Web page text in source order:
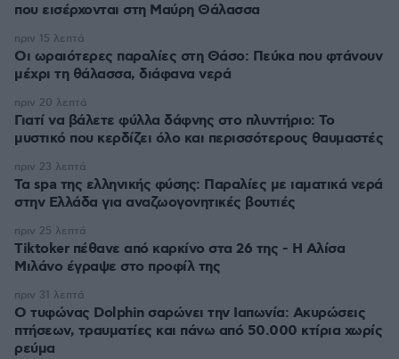
που εισέρχονται στη Μαύρη Θάλασσα
Οι ωραιότερες παραλίες στη Θάσο: Πεύκα που φτάνουν
μέχρι τη θάλασσα, διάφανα νερά
πριν 15 λεπτά
Γιατί να βάλετε φύλλα δάφνης στο πλυντήριο: Το
μυστικό που κερδίζει όλο και περισσότερους θαυμαστές
πριν 20 λεπτά
Τα spa της ελληνικής φύσης: Παραλίες με ιαματικά νερά
στην Ελλάδα για αναζωογονητικές βουτιές
πριν 23 λεπτά
Tiktoker πέθανε από καρκίνο στα 26 της - Η Αλίσα
Μιλάνο έγραψε στο προφίλ της
πριν 25 λεπτά
Ο τυφώνας Dolphin σαρώνει την Ιαπωνία: Ακυρώσεις
πτήσεων, τραυματίες και πάνω από 50.000 κτίρια χωρίς
ρεύμα
πριν 31 λεπτά